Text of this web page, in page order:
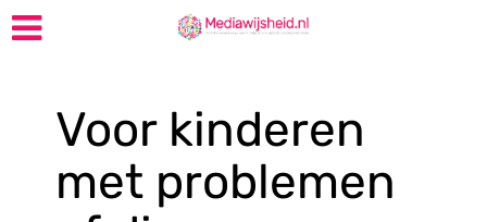
Voor kinderen
met problemen